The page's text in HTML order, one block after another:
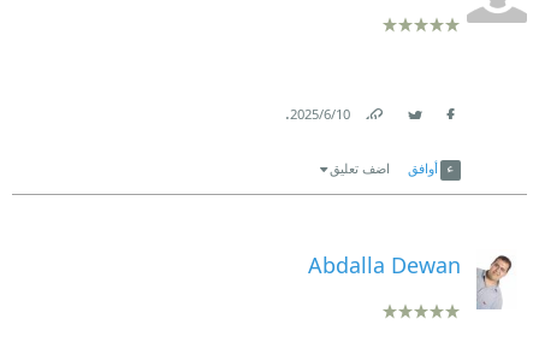
10‏/6‏/2025
.
أوافق اضف تعليق
Abdalla Dewan